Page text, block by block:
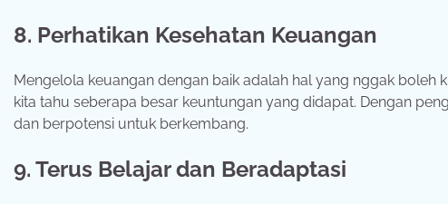
8. Perhatikan Kesehatan Keuangan
Mengelola keuangan dengan baik adalah hal yang nggak
kita tahu seberapa besar keuntungan yang didapat. Dengan
dan berpotensi untuk berkembang.
9. Terus Belajar dan Beradaptasi